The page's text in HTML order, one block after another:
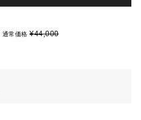
通常価格 ¥44,000